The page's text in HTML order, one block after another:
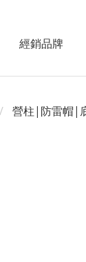
經銷品牌
營柱|防雷帽|